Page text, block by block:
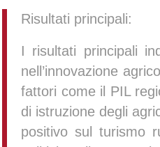
Risultati principali:
I risultati principali
nell’innovazione
fattori come il PIL
di istruzione degli
positivo sul turismo